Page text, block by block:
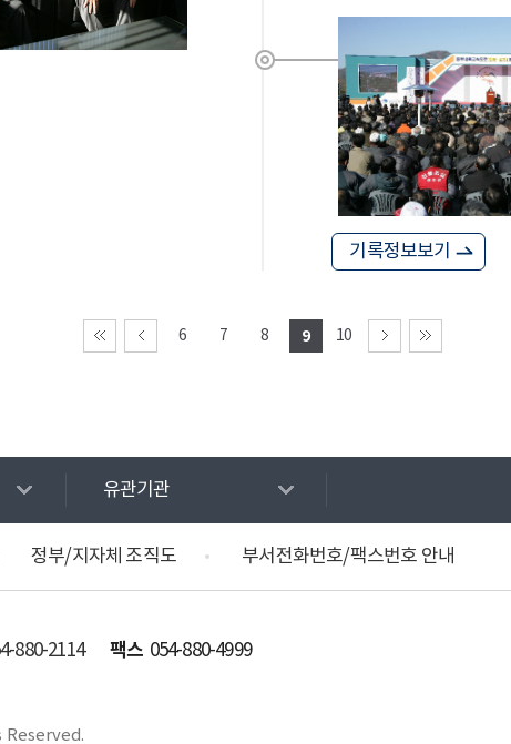
기록정보보기
6 7 8 9 10
유관기관
정부/지자체 조직도 부서전화번호/팩스번호 안내
880-2114 팩스 054-880-4999